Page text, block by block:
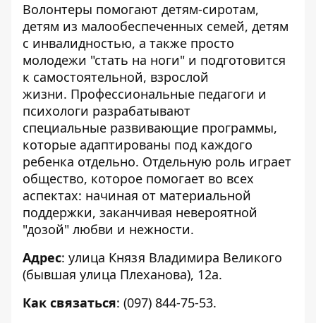
Волонтеры помогают детям-сиротам,
детям из малообеспеченных семей, детям
с инвалидностью, а также просто
молодежи "стать на ноги" и подготовится
к самостоятельной, взрослой
жизни. Профессиональные педагоги и
психологи разрабатывают
специальные развивающие программы,
которые адаптированы под каждого
ребенка отдельно. Отдельную роль играет
общество, которое помогает во всех
аспектах: начиная от материальной
поддержки, заканчивая невероятной
"дозой" любви и нежности.
Адрес: улица Князя Владимира Великого
(бывшая улица Плеханова), 12а.
Как связаться: (097) 844-75-53.